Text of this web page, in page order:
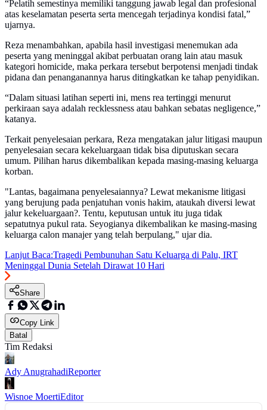
“Pelatih semestinya memiliki tanggung jawab legal dan profesional
atas keselamatan peserta serta mencegah terjadinya kondisi fatal,”
ujarnya.
Reza menambahkan, apabila hasil investigasi menemukan ada
peserta yang meninggal akibat perbuatan orang lain atau masuk
kategori homicide, maka perkara tersebut berpotensi menjadi tindak
pidana dan penanganannya harus ditingkatkan ke tahap penyidikan.
“Dalam situasi latihan seperti ini, mens rea tertinggi menurut
perkiraan saya adalah recklessness atau bahkan sebatas negligence,”
katanya.
Terkait penyelesaian perkara, Reza mengatakan jalur litigasi maupun
penyelesaian secara kekeluargaan tidak bisa diputuskan secara
umum. Pilihan harus dikembalikan kepada masing-masing keluarga
korban.
"Lantas, bagaimana penyelesaiannya? Lewat mekanisme litigasi
yang berujung pada penjatuhan vonis hakim, ataukah diversi lewat
jalur kekeluargaan?. Tentu, keputusan untuk itu juga tidak
sepatutnya pukul rata. Seyogianya dikembalikan ke masing-masing
keluarga calon manajer yang telah berpulang," ujar dia.
Lanjut Baca:Tragedi Pembunuhan Satu Keluarga di Palu, IRT
Meninggal Dunia Setelah Dirawat 10 Hari
Share
Copy Link
Batal
Tim Redaksi
Ady AnugrahadiReporter
Wisnoe MoertiEditor